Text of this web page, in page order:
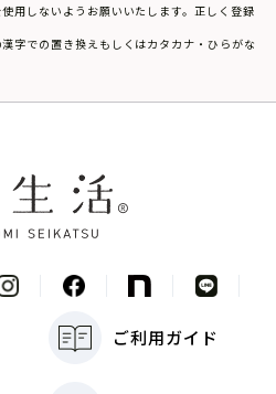
用しないようお願いいたします。正しく登録
字での置き換えもしくはカタカナ・ひらがな
ご利用ガイド